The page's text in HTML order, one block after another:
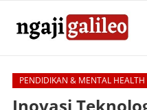
PENDIDIKAN & MENTAL HEALTH